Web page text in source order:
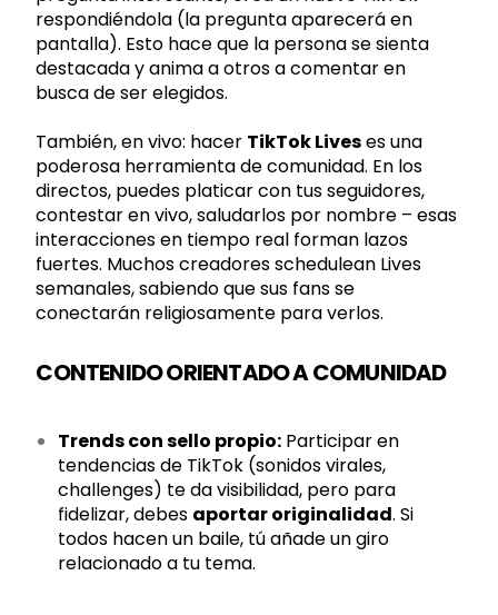
respondiéndola (la pregunta aparecerá en
pantalla). Esto hace que la persona se sienta
destacada y anima a otros a comentar en
busca de ser elegidos.
También, en vivo: hacer TikTok Liveses una
poderosa herramienta de comunidad. En los
directos, puedes platicar con tus seguidores,
contestar en vivo, saludarlos por nombre – esas
interacciones en tiempo real forman lazos
fuertes. Muchos creadores schedulean Lives
semanales, sabiendo que sus fans se
conectarán religiosamente para verlos.
CONTENIDO ORIENTADO A COMUNIDAD
Trends con sello propio: Participar en
tendencias de TikTok (sonidos virales,
challenges) te da visibilidad, pero para
fidelizar, debes aportar originalidad. Si
todos hacen un baile, tú añade un giro
relacionado a tu tema.